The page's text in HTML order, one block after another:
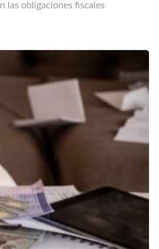
las obligaciones fiscales